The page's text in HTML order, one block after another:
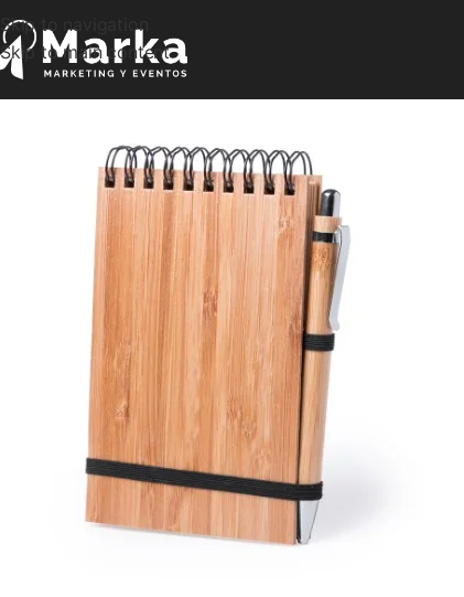
Skip to navigation
Skip to main content